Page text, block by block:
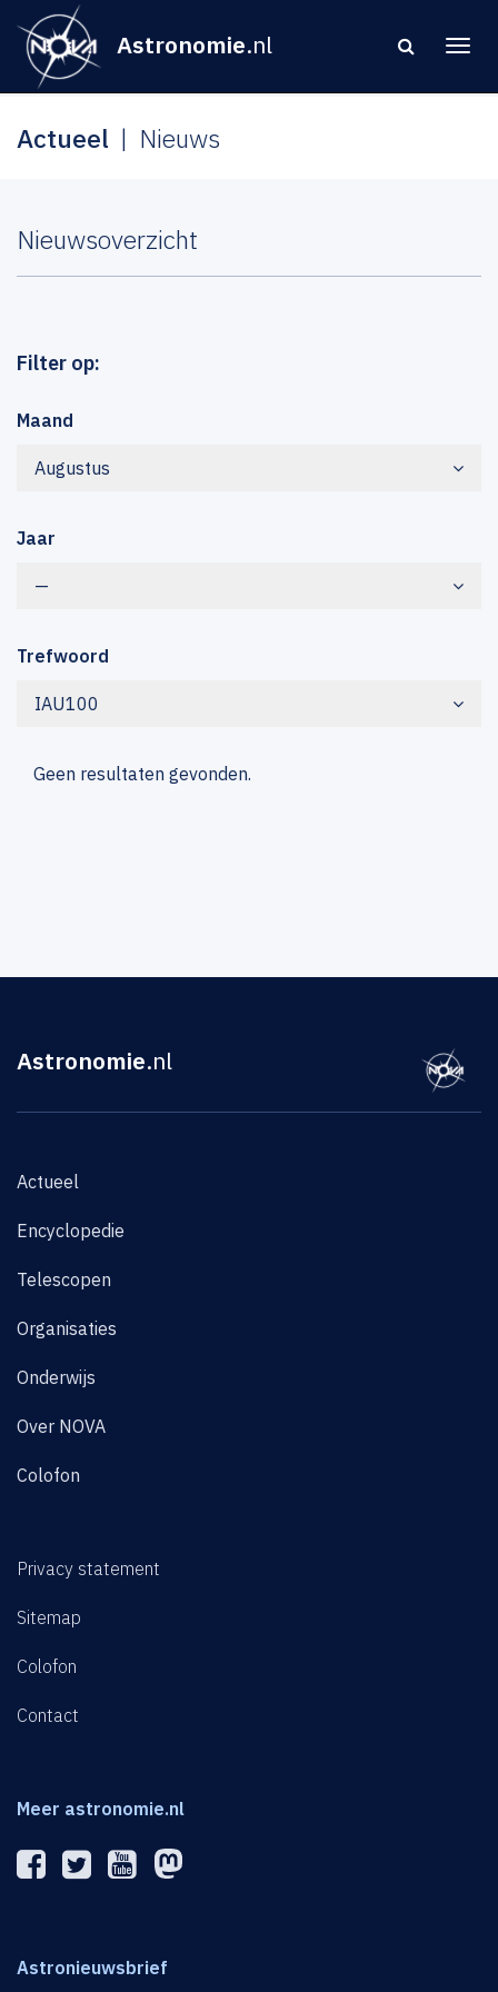
Astronomie.nl
Actueel Nieuws
Nieuwsoverzicht
Filter op:
Maand
Augustus
Jaar
—
Trefwoord
IAU100
Geen resultaten gevonden.
Astronomie.nl
Actueel
Encyclopedie
Telescopen
Organisaties
Onderwijs
Over NOVA
Colofon
Privacy statement
Sitemap
Colofon
Contact
Meer astronomie.nl
Astronieuwsbrief